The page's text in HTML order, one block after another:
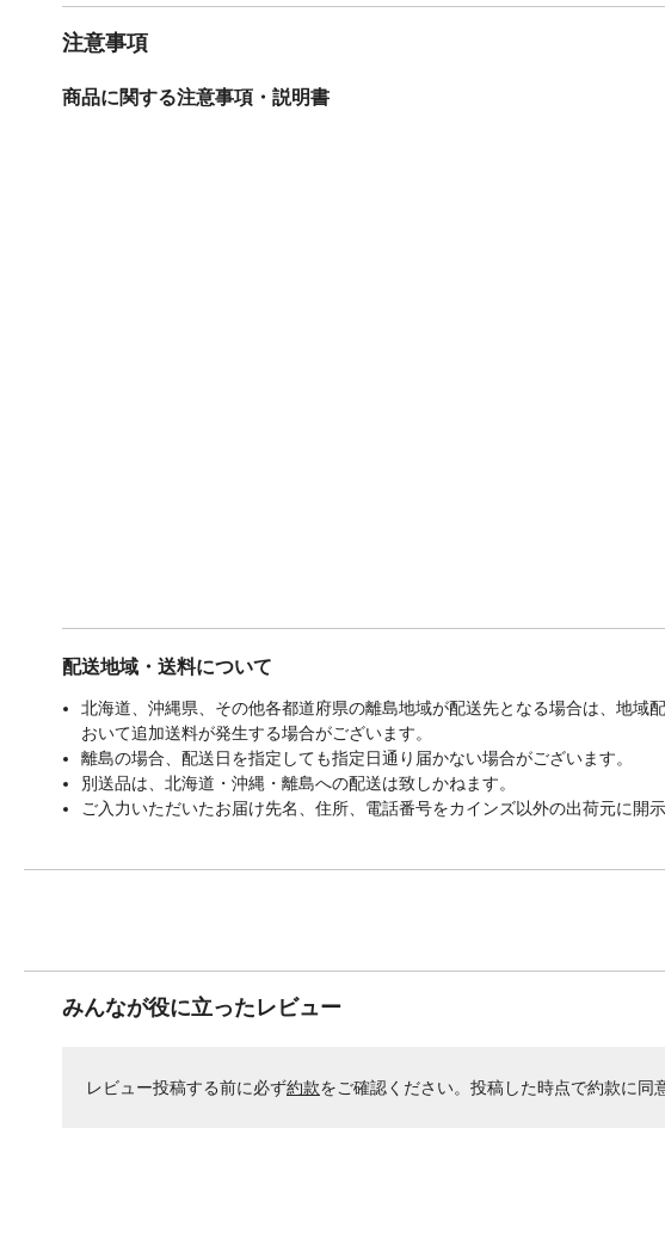
注意事項
商品に関する注意事項・説明書
配送地域・送料について
北海道、沖縄県、その他各都道府県の離島地域が配送先となる場合は、地
おいて追加送料が発生する場合がございます。
離島の場合、配送日を指定しても指定日通り届かない場合がございます。
別送品は、北海道・沖縄・離島への配送は致しかねます。
ご入力いただいたお届け先名、住所、電話番号をカインズ以外の出荷元に開
みんなが役に立ったレビュー
レビュー投稿する前に必ず約款をご確認ください。投稿した時点で約款に同